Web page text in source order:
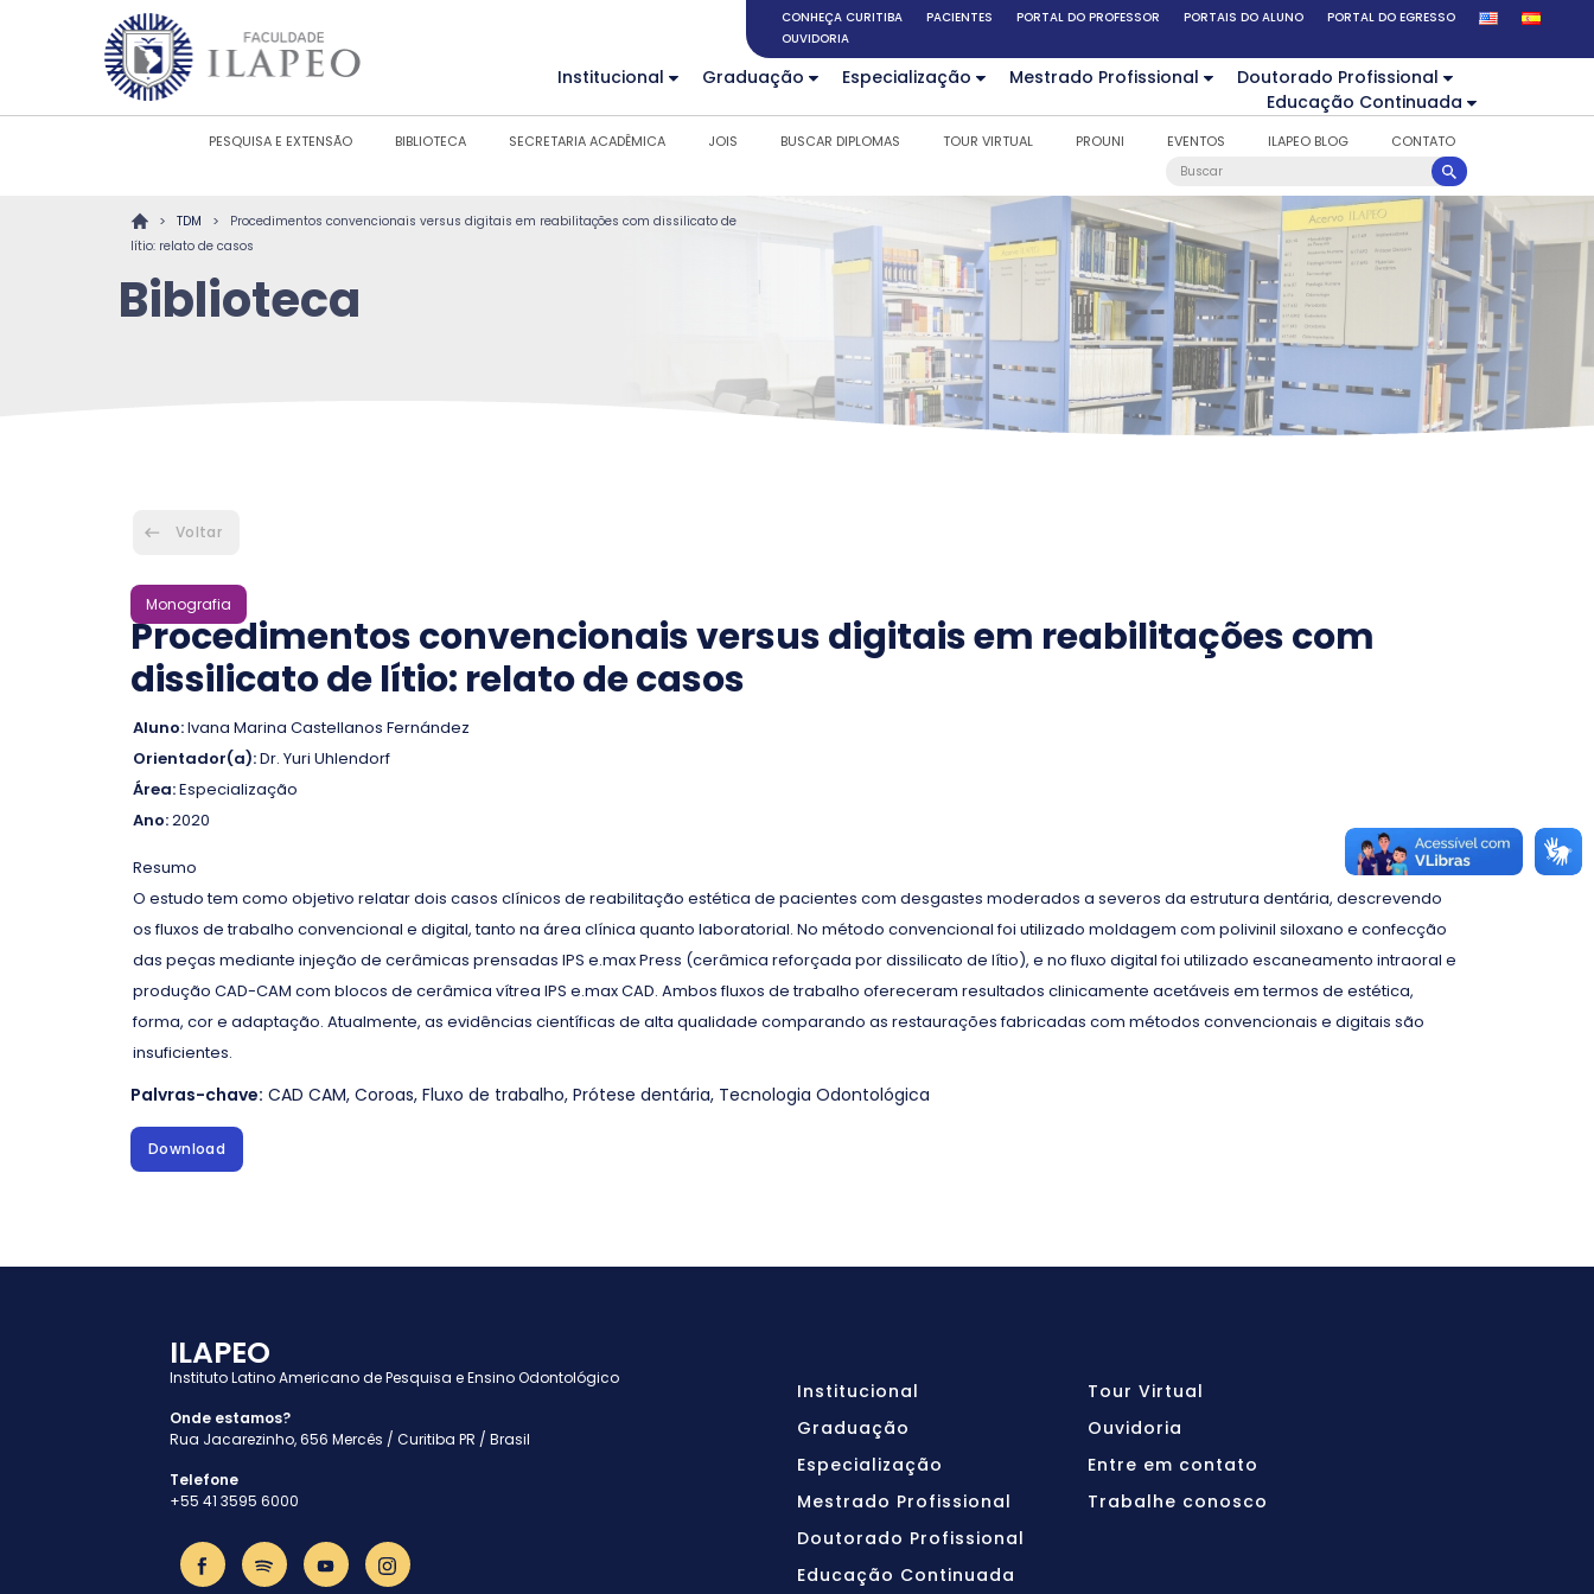
CONHEÇA CURITIBA PACIENTES PORTAL DO PROFESSOR PORTAIS DO ALUNO
PORTAL DO EGRESSO
OUVIDORIA
Institucional Graduação Especialização Mestrado Profissional
Doutorado Profissional
Educação Continuada
PESQUISA E EXTENSÃO BIBLIOTECA SECRETARIA ACADÊMICA JOIS BUSCAR DIPLOMAS TOUR VIRTUAL PROUNI EVENTOS ILAPEO BLOG CONTATO
> TDM >
Procedimentos convencionais versus digitais em reabilitações com dissilicato de
lítio: relato de casos
Biblioteca
Voltar
Monografia
Procedimentos convencionais versus digitais em reabilitações com
dissilicato de lítio: relato de casos
Aluno:Ivana Marina Castellanos Fernández
Orientador(a):Dr. Yuri Uhlendorf
Área:Especialização
Ano:2020
Resumo
O estudo tem como objetivo relatar dois casos clínicos de reabilitação estética de pacientes com desgastes moderados a severos da estrutura dentária, descrevendo
os fluxos de trabalho convencional e digital, tanto na área clínica quanto laboratorial. No método convencional foi utilizado moldagem com polivinil siloxano e confecção
das peças mediante injeção de cerâmicas prensadas IPS e.max Press (cerâmica reforçada por dissilicato de lítio), e no fluxo digital foi utilizado escaneamento intraoral e
produção CAD-CAM com blocos de cerâmica vítrea IPS e.max CAD. Ambos fluxos de trabalho ofereceram resultados clinicamente acetáveis em termos de estética,
forma, cor e adaptação. Atualmente, as evidências científicas de alta qualidade comparando as restaurações fabricadas com métodos convencionais e digitais são
insuficientes.
Palvras-chave: CAD CAM,Coroas,Fluxo de trabalho,Prótese dentária, Tecnologia Odontológica
Download
ILAPEO
Instituto Latino Americano de Pesquisa e Ensino Odontológico
Onde estamos?
Rua Jacarezinho, 656 Mercês / Curitiba PR / Brasil
Telefone
+55 41 3595 6000
Institucional
Graduação
Especialização
Mestrado Profissional
Doutorado Profissional
Educação Continuada
Tour Virtual
Ouvidoria
Entre em contato
Trabalhe conosco